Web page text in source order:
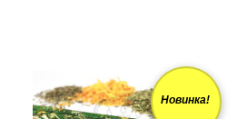
Новинка!